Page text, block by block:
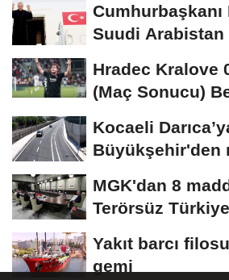
Cumhurbaşkanı
Suudi
Hradec Kralove
(Maç Sonucu)
Kocaeli
Büyükşehir'den
MGK'dan 8
Terörsüz
Yakıt barcı
gemi